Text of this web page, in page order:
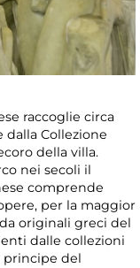
raccoglie circa
Collezione
della villa.
nei secoli il
comprende
per la maggior
originali greci del
dalle collezioni
principe del